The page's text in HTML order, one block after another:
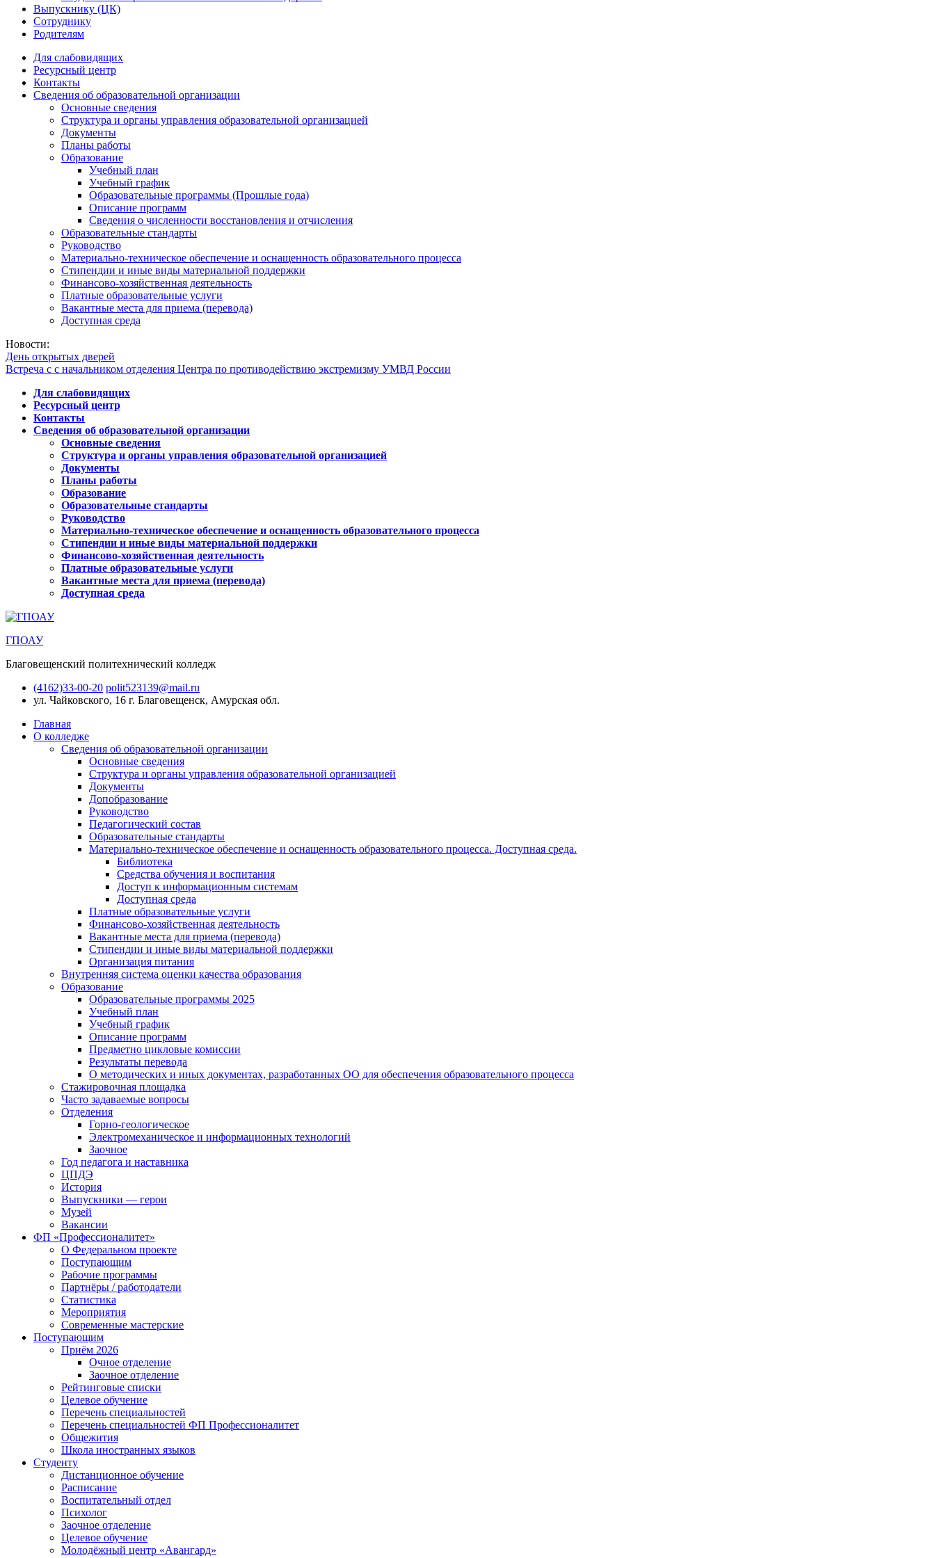
Выпускнику (ЦК)
Сотруднику
Родителям
Для слабовидящих
Ресурсный центр
Контакты
Сведения об образовательной организации
Основные сведения
Структура и органы управления образовательной организацией
Документы
Планы работы
Образование
Учебный план
Учебный график
Образовательные программы (Прошлые года)
Описание программ
Сведения о численности восстановления и отчисления
Образовательные стандарты
Руководство
Материально-техническое обеспечение и оснащенность образовательного процесса
Стипендии и иные виды материальной поддержки
Финансово-хозяйственная деятельность
Платные образовательные услуги
Вакантные места для приема (перевода)
Доступная среда
Новости:
День открытых дверей
Встреча с с начальником отделения Центра по противодействию экстремизму УМВД России
Для слабовидящих
Ресурсный центр
Контакты
Сведения об образовательной организации
Основные сведения
Структура и органы управления образовательной организацией
Документы
Планы работы
Образование
Образовательные стандарты
Руководство
Материально-техническое обеспечение и оснащенность образовательного процесса
Стипендии и иные виды материальной поддержки
Финансово-хозяйственная деятельность
Платные образовательные услуги
Вакантные места для приема (перевода)
Доступная среда
ГПОАУ
Благовещенский политехнический колледж
(4162)33-00-20 polit523139@mail.ru
ул. Чайковского, 16 г. Благовещенск, Амурская обл.
Главная
О колледже
Сведения об образовательной организации
Основные сведения
Структура и органы управления образовательной организацией
Документы
Допобразование
Руководство
Педагогический состав
Образовательные стандарты
Материально-техническое обеспечение и оснащенность образовательного процесса. Доступная среда.
Библиотека
Средства обучения и воспитания
Доступ к информационным системам
Доступная среда
Платные образовательные услуги
Финансово-хозяйственная деятельность
Вакантные места для приема (перевода)
Стипендии и иные виды материальной поддержки
Организация питания
Внутренняя система оценки качества образования
Образование
Образовательные программы 2025
Учебный план
Учебный график
Описание программ
Предметно цикловые комиссии
Результаты перевода
О методических и иных документах, разработанных ОО для обеспечения образовательного процесса
Стажировочная площадка
Часто задаваемые вопросы
Отделения
Горно-геологическое
Электромеханическое и информационных технологий
Заочное
Год педагога и наставника
ЦПДЭ
История
Выпускники — герои
Музей
Вакансии
ФП «Профессионалитет»
О Федеральном проекте
Поступающим
Рабочие программы
Партнёры / работодатели
Статистика
Мероприятия
Современные мастерские
Поступающим
Приём 2026
Очное отделение
Заочное отделение
Рейтинговые списки
Целевое обучение
Перечень специальностей
Перечень специальностей ФП Профессионалитет
Общежития
Школа иностранных языков
Студенту
Дистанционное обучение
Расписание
Воспитательный отдел
Психолог
Заочное отделение
Целевое обучение
Молодёжный центр «Авангард»